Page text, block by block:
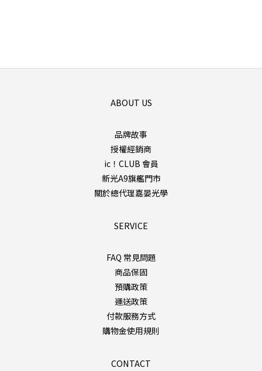
ABOUT US
品牌故事
授權經銷商
ic！CLUB 會員
新光A9旗艦門市
關於總代理嘉晏光學
SERVICE
FAQ 常見問題
商品保固
預購政策
運送政策
付款服務方式
購物金使用規則
CONTACT